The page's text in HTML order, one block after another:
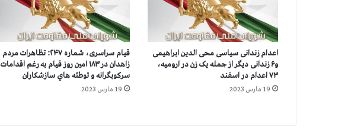
و
م
ی
ن
و
و
چ
ه
ا
ر
م
ی
اعدام زندانی سیاسی محی الدین ابراهیمی
و۶ زندانی دیگر از جمله یک زن در ارومیه،
۷۳ اعدام در اسفند
19 مارس 2023
قيام سراسری، شماره ۲۴۷: تظاهرات مردم
زاهدان در ۱۸۳ امين روز قيام به رغم اقدامات
سرکوبگرانه و توطئه هاي سازشكاران
19 مارس 2023